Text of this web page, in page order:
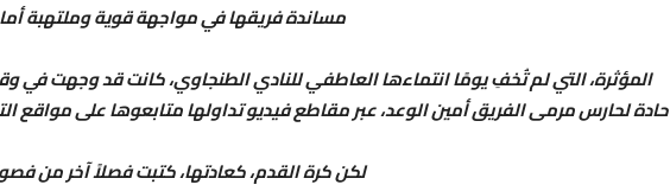
مساندة فريقها في مواجهة قوية وملتهبة
المؤثرة، التي لم تُخفِ يومًا انتماءها العاطفي للنادي الطنجاوي، كانت قد وجهت في
حادة لحارس مرمى الفريق أمين الوعد، عبر مقاطع فيديو تداولها متابعوها على مواقع
لكن كرة القدم، كعادتها، كتبت فصلاً آخر من